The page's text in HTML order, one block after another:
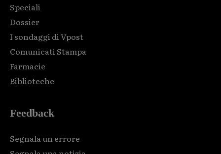
Speciali
Dossier
I sondaggi di Vpost
Comunicati Stampa
Farmacie
Biblioteche
Feedback
Segnala un errore